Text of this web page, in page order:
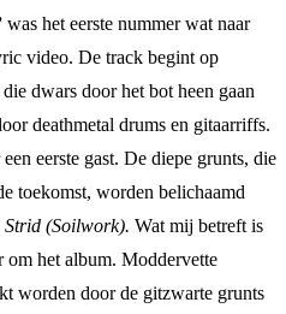
was het eerste nummer wat naar
video. De track begint op
dwars door het bot heen gaan
deathmetal drums en gitaarriffs.
eerste gast. De diepe grunts, die
toekomst, worden belichaamd
Strid (Soilwork). Wat mij betreft is
om het album. Moddervette
worden door de gitzwarte grunts